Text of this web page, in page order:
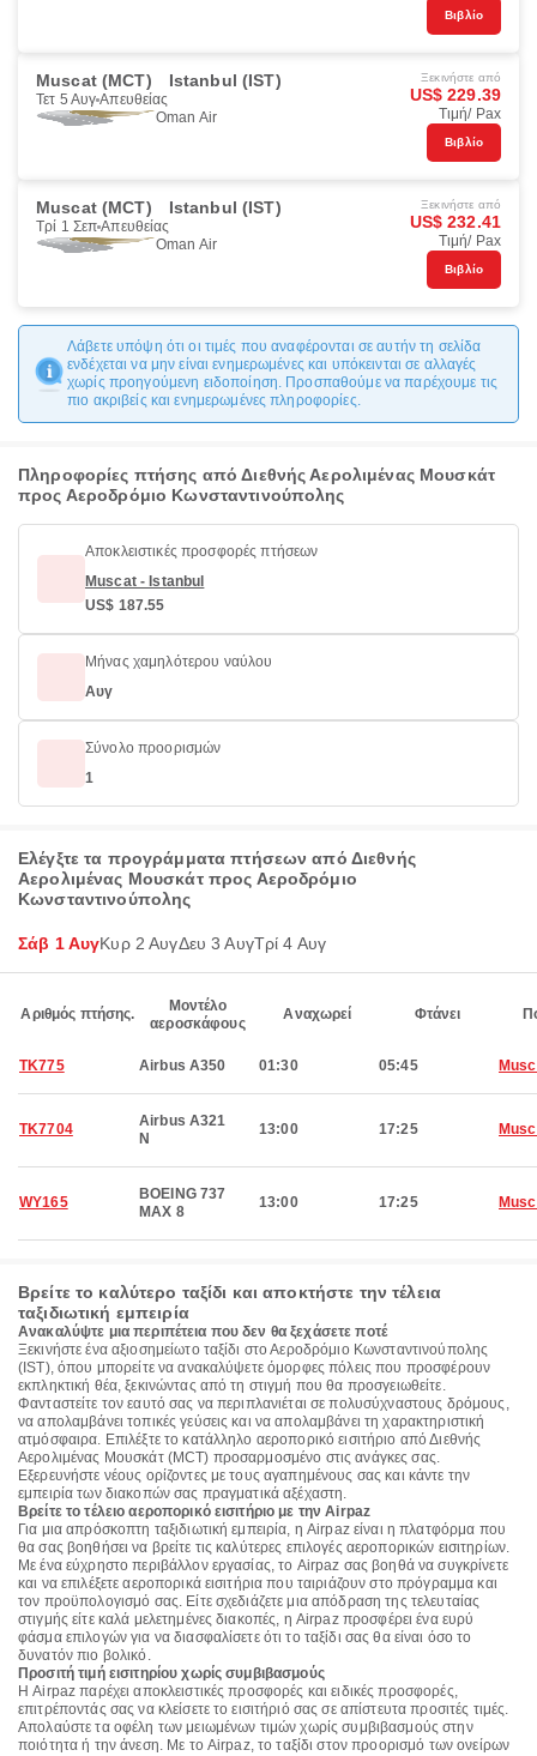
Βιβλίο
Muscat (MCT) Istanbul (IST)
Τετ 5 Αυγ Απευθείας
Oman Air
Ξεκινήστε από
US$ 229.39
Τιμή/ Pax
Βιβλίο
Muscat (MCT) Istanbul (IST)
Τρί 1 Σεπ Απευθείας
Oman Air
Ξεκινήστε από
US$ 232.41
Τιμή/ Pax
Βιβλίο
Λάβετε υπόψη ότι οι τιμές που αναφέρονται σε αυτήν τη σελίδα
ενδέχεται να μην είναι ενημερωμένες και υπόκεινται σε αλλαγές
χωρίς προηγούμενη ειδοποίηση. Προσπαθούμε να παρέχουμε τις
πιο ακριβείς και ενημερωμένες πληροφορίες.
Πληροφορίες πτήσης από Διεθνής Αερολιμένας Μουσκάτ
προς Αεροδρόμιο Κωνσταντινούπολης
Αποκλειστικές προσφορές πτήσεων
Muscat - Istanbul
US$ 187.55
Μήνας χαμηλότερου ναύλου
Αυγ
Σύνολο προορισμών
1
Ελέγξτε τα προγράμματα πτήσεων από Διεθνής
Αερολιμένας Μουσκάτ προς Αεροδρόμιο
Κωνσταντινούπολης
Σάβ 1 ΑυγΚυρ 2 ΑυγΔευ 3 ΑυγΤρί 4 Αυγ
Αριθμός πτήσης.
Μοντέλο
αεροσκάφους
Αναχωρεί Φτάνει
TK775 Airbus A350 01:30 05:45
TK7704
Airbus A321
N
13:00 17:25
WY165
BOEING 737
MAX 8
13:00 17:25
Βρείτε το καλύτερο ταξίδι και αποκτήστε την τέλεια
ταξιδιωτική εμπειρία
Ανακαλύψτε μια περιπέτεια που δεν θα ξεχάσετε ποτέ
Ξεκινήστε ένα αξιοσημείωτο ταξίδι στο Αεροδρόμιο Κωνσταντινούπολης
(IST), όπου μπορείτε να ανακαλύψετε όμορφες πόλεις που προσφέρουν
εκπληκτική θέα, ξεκινώντας από τη στιγμή που θα προσγειωθείτε.
Φανταστείτε τον εαυτό σας να περιπλανιέται σε πολυσύχναστους δρόμους,
να απολαμβάνει τοπικές γεύσεις και να απολαμβάνει τη χαρακτηριστική
ατμόσφαιρα. Επιλέξτε το κατάλληλο αεροπορικό εισιτήριο από Διεθνής
Αερολιμένας Μουσκάτ (MCT) προσαρμοσμένο στις ανάγκες σας.
Εξερευνήστε νέους ορίζοντες με τους αγαπημένους σας και κάντε την
εμπειρία των διακοπών σας πραγματικά αξέχαστη.
Βρείτε το τέλειο αεροπορικό εισιτήριο με την Airpaz
Για μια απρόσκοπτη ταξιδιωτική εμπειρία, η Airpaz είναι η πλατφόρμα που
θα σας βοηθήσει να βρείτε τις καλύτερες επιλογές αεροπορικών εισιτηρίων.
Με ένα εύχρηστο περιβάλλον εργασίας, το Airpaz σας βοηθά να συγκρίνετε
και να επιλέξετε αεροπορικά εισιτήρια που ταιριάζουν στο πρόγραμμα και
τον προϋπολογισμό σας. Είτε σχεδιάζετε μια απόδραση της τελευταίας
στιγμής είτε καλά μελετημένες διακοπές, η Airpaz προσφέρει ένα ευρύ
φάσμα επιλογών για να διασφαλίσετε ότι το ταξίδι σας θα είναι όσο το
δυνατόν πιο βολικό.
Προσιτή τιμή εισιτηρίου χωρίς συμβιβασμούς
Η Airpaz παρέχει αποκλειστικές προσφορές και ειδικές προσφορές,
επιτρέποντάς σας να κλείσετε το εισιτήριό σας σε απίστευτα προσιτές τιμές.
Απολαύστε τα οφέλη των μειωμένων τιμών χωρίς συμβιβασμούς στην
ποιότητα ή την άνεση. Με το Airpaz, το ταξίδι στον προορισμό των ονείρων